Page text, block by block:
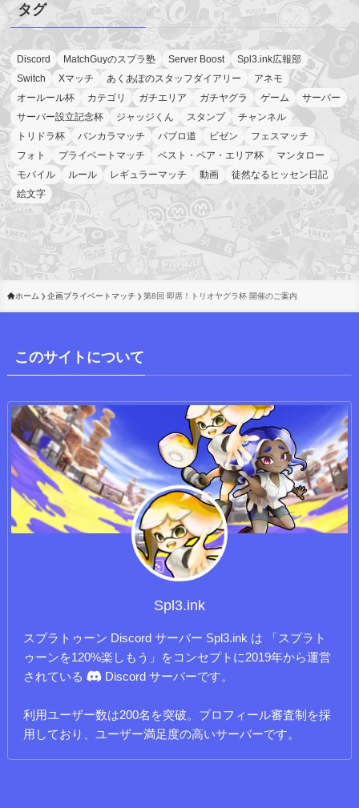
タグ
Discord MatchGuyのスプラ塾 Server Boost
Spl3.ink広報部
Switch
Xマッチ あくあぽのスタッフダイアリー
アネモ
オールール杯
カテゴリ ガチエリア ガチヤグラ ゲーム
サーバー
サーバー設立記念杯
ジャッジくん スタンプ
チャンネル
トリドラ杯
バンカラマッチ パブロ道 ビゼン
フェスマッチ
フォト
プライベートマッチ ベスト・ペア・エリア杯
マンタロー
モバイル
ルール レギュラーマッチ 動画
徒然なるヒッセン日記
絵文字
ホーム 企画プライベートマッチ 第8回 即席！トリオヤグラ杯 開催のご案内
このサイトについて
Spl3.ink
スプラトゥーン Discord サーバー Spl3.ink は 「スプラト
ゥーンを120%楽しもう」をコンセプトに2019年から運営
されている
Discord サーバーです。
利用ユーザー数は200名を突破。プロフィール審査制を採
用しており、ユーザー満足度の高いサーバーです。